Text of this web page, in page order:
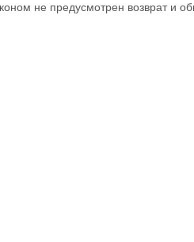
не предусмотрен возврат и